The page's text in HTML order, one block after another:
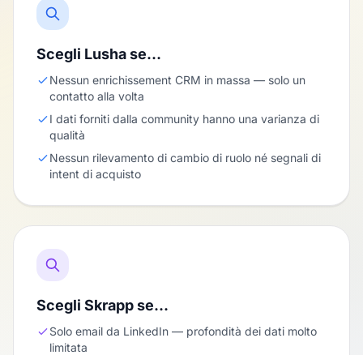
Scegli Lusha se…
Nessun enrichissement CRM in massa — solo un
contatto alla volta
I dati forniti dalla community hanno una varianza di
qualità
Nessun rilevamento di cambio di ruolo né segnali di
intent di acquisto
Scegli Skrapp se…
Solo email da LinkedIn — profondità dei dati molto
limitata